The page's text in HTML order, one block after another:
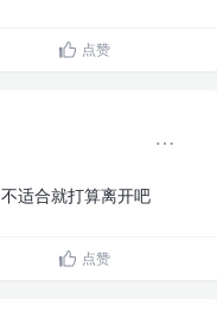
点赞
不适合就打算离开吧
点赞